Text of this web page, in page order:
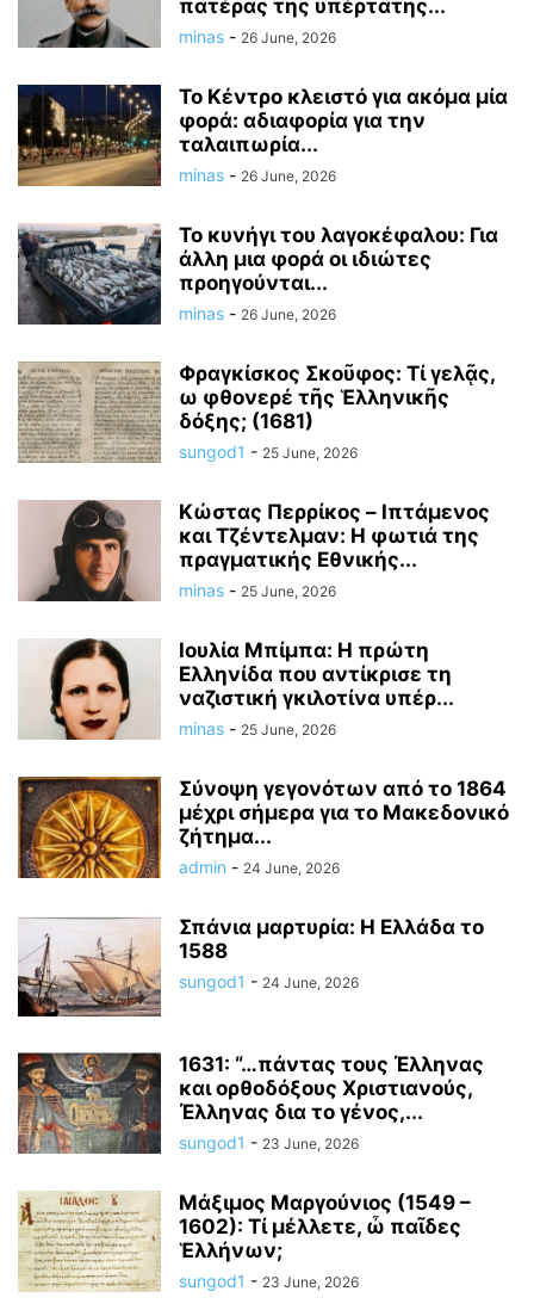
πατέρας της υπέρτατης...
minas - 26 June, 2026
Το Κέντρο κλειστό για ακόμα μία
φορά: αδιαφορία για την
ταλαιπωρία...
minas - 26 June, 2026
Το κυνήγι του λαγοκέφαλου: Για
άλλη μια φορά οι ιδιώτες
προηγούνται...
minas - 26 June, 2026
Φραγκίσκος Σκοῦφος: Τί γελᾷς,
ω φθονερέ τῆς Ἑλληνικῆς
δόξης; (1681)
sungod1 - 25 June, 2026
Κώστας Περρίκος – Ιπτάμενος
και Τζέντελμαν: Η φωτιά της
πραγματικής Εθνικής...
minas - 25 June, 2026
Ιουλία Μπίμπα: Η πρώτη
Ελληνίδα που αντίκρισε τη
ναζιστική γκιλοτίνα υπέρ...
minas - 25 June, 2026
Σύνοψη γεγονότων από το 1864
μέχρι σήμερα για το Μακεδονικό
ζήτημα...
admin - 24 June, 2026
Σπάνια μαρτυρία: Η Ελλάδα το
1588
sungod1 - 24 June, 2026
1631: “…πάντας τους Έλληνας
και ορθοδόξους Χριστιανούς,
Έλληνας δια το γένος,...
sungod1 - 23 June, 2026
Μάξιμος Μαργούνιος (1549 –
1602): Τί μέλλετε, ὦ παῖδες
Ἑλλήνων;
sungod1 - 23 June, 2026